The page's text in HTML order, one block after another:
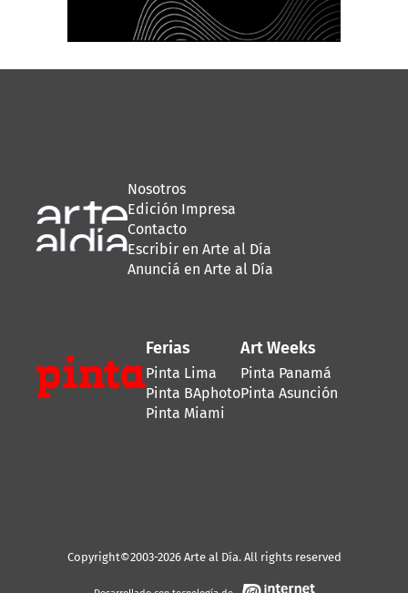
Nosotros
Edición Impresa
Contacto
Escribir en Arte al Día
Anunciá en Arte al Día
Ferias
Pinta Lima
Pinta BAphoto
Pinta Miami
Art Weeks
Pinta Panamá
Pinta Asunción
Copyright©2003-2026 Arte al Día. All rights reserved